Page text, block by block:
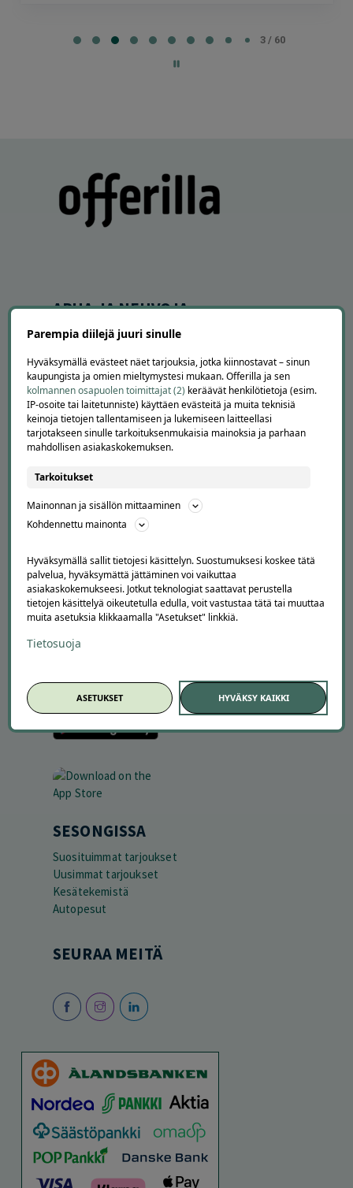
3 / 60
APUA JA NEUVOJA
Peruuta tilaus
Kuinka Offerilla toimii
Usein kysytyt kysymykset
Suosittele Offerillaa
TUTUSTU MEIHIN
Ajankohtaista
Tilaa uutiskirje
Avoimet työpaikat
Offerilla mediassa
YRITYKSILLE
Markkinoi Offerillassa
Vaikuttajayhteistyö
SESONGISSA
Suosituimmat tarjoukset
Uusimmat tarjoukset
Kesätekemistä
Autopesut
SEURAA MEITÄ
Parempia diilejä juuri sinulle
Hyväksymällä evästeet näet tarjouksia, jotka kiinnostavat – sinun
kaupungista ja omien mieltymystesi mukaan. Offerilla ja sen
kolmannen osapuolen toimittajat (2) keräävät henkilötietoja (esim.
IP-osoite tai laitetunniste) käyttäen evästeitä ja muita teknisiä
keinoja tietojen tallentamiseen ja lukemiseen laitteellasi
tarjotakseen sinulle tarkoituksenmukaisia mainoksia ja parhaan
mahdollisen asiakaskokemuksen.
Tarkoitukset
Mainonnan ja sisällön mittaaminen
Kohdennettu mainonta
Hyväksymällä sallit tietojesi käsittelyn. Suostumuksesi koskee tätä
palvelua, hyväksymättä jättäminen voi vaikuttaa
asiakaskokemukseesi. Jotkut teknologiat saattavat perustella
tietojen käsittelyä oikeutetulla edulla, voit vastustaa tätä tai muuttaa
muita asetuksia klikkaamalla "Asetukset" linkkiä.
Tietosuoja
ASETUKSET HYVÄKSY KAIKKI